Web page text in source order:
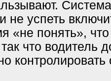
не успеть
«не понять»,
что водитель